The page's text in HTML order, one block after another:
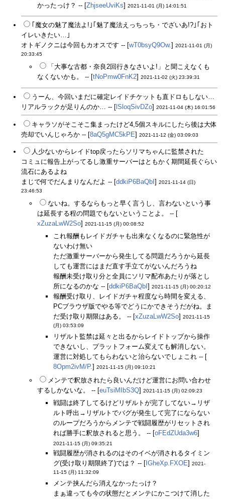
かったっけ？ -- [ZhjseeUviKs] 2021-11-01 (月) 14:01:51
｢魔女の魅了魔法よ!｣｢魅了魔法えっちっち・でざいあ!?｣｢おト
イレいきたい…｣
オトギノクニは今回もカオスです -- [wT0bsyQ9Ow.] 2021-11-01 (月)
20:33:45
「大事な古都・奈良2回行きなさいよ!」と聞こえなくも
なくないかも。 -- [tNoPmw0FnK2] 2021-11-02 (火) 23:39:31
うーん、今回いまだに確定レイドチケットも直ドロもしない…
リアルラックが足りんのか… -- [ lSloqSivDZo] 2021-11-04 (木) 16:01:56
キャラソがそこそこ集まったけど4,5個スキルにしたら後は大体
売却でいんじゃろか -- [8aQ5gMC5kPE] 2021-11-12 (金) 03:09:03
人少ないからレイドtop戻ったらソリマちゃんに監禁された
コミュに報告上がってるし激重サーバーはともかく期間延長ぐらい
流石にあるよね
まじで何でだんまりなんだよ -- [ddkiP6BaQbI ] 2021-11-14 (日)
23:46:53
ないね。するならもっと早く言うし、言わないという事
は延長する程の問題でもないということよ。 -- [
xZuzaLwW2So] 2021-11-15 (月) 00:08:52
これ報酬もレイドガチャも出来なくなるのに緊急性が
ないわけ無い
ただ激重サーバーから発生してる問題だろうから延長
しても運営にはまだ直す手立てがないんだろうね
報酬未受け取り分と全員にソリマ配布あたりが落とし
所になるのかな -- [ddkiP6BaQbI ] 2021-11-15 (月) 00:20:12
報酬受け取り、レイドガチャ程度なら時間を変える、
PCブラウザ版でやる等でどうにかできそうだがね。ま
だ受け取り期限はある。 -- [xZuzaLwW2So] 2021-11-15
(月) 03:53:09
リザルト監禁は延々と出るからレイドトップから操作
できないし、プラットフォーム変えても解消しない。
運営に対処してもらわないと治らないでしょこれ -- [
8Opm2ivM/P.] 2021-11-15 (月) 09:10:21
メンテで釈放されたら良いんだけど運営にお問い合わせ
するしかないな。 -- [euTsiMIbS3Q] 2021-11-15 (月) 02:09:23
戦闘は終了してるけどリザルトが完了してない→リザ
ルト呼出→リザルトでバグが発生して完了にならない
のループだろうからメンテで戦闘履歴がリセットされ
れば勝手に釈放されると思う。 -- [oFEdZUda3w6]
2021-11-15 (月) 09:35:21
戦闘履歴が消されるのはそのイベが消されるタイミン
グ(受け取り期限終了)では？ -- [ IGheXp.FXOE] 2021-
11-15 (月) 11:32:09
メンテ挟んだら消えなかったっけ？
まぁ違っても今の状態だとメンテにかこつけて消した